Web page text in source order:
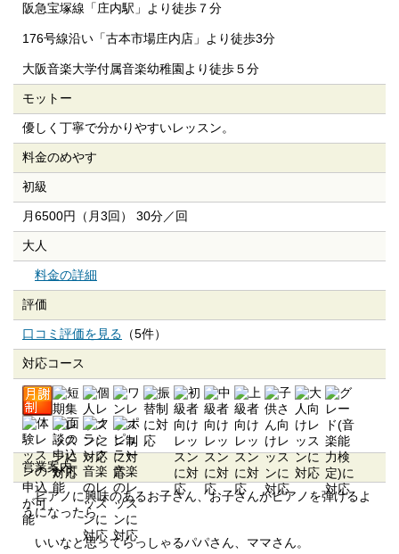
阪急宝塚線「庄内駅」より徒歩７分
176号線沿い「古本市場庄内店」より徒歩3分
大阪音楽大学付属音楽幼稚園より徒歩５分
モットー
優しく丁寧で分かりやすいレッスン。
料金のめやす
初級
月6500円（月3回） 30分／回
大人
料金の詳細
評価
口コミ評価を見る （5件）
対応コース
営業案内
ピアノに興味のあるお子さん、お子さんがピアノを弾けるよ
うになったら
いいなと思ってらっしゃるパパさん、ママさん。